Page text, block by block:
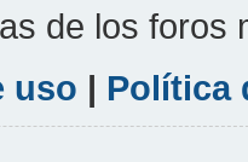
de los foros
uso | Política